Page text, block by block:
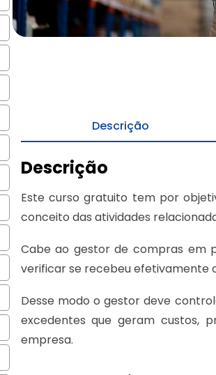
Descrição
Descrição
Este curso gratuito tem por
conceito das atividades
Cabe ao gestor de compras em
verificar se recebeu efetivamente
Desse modo o gestor deve
excedentes que geram custos,
empresa.